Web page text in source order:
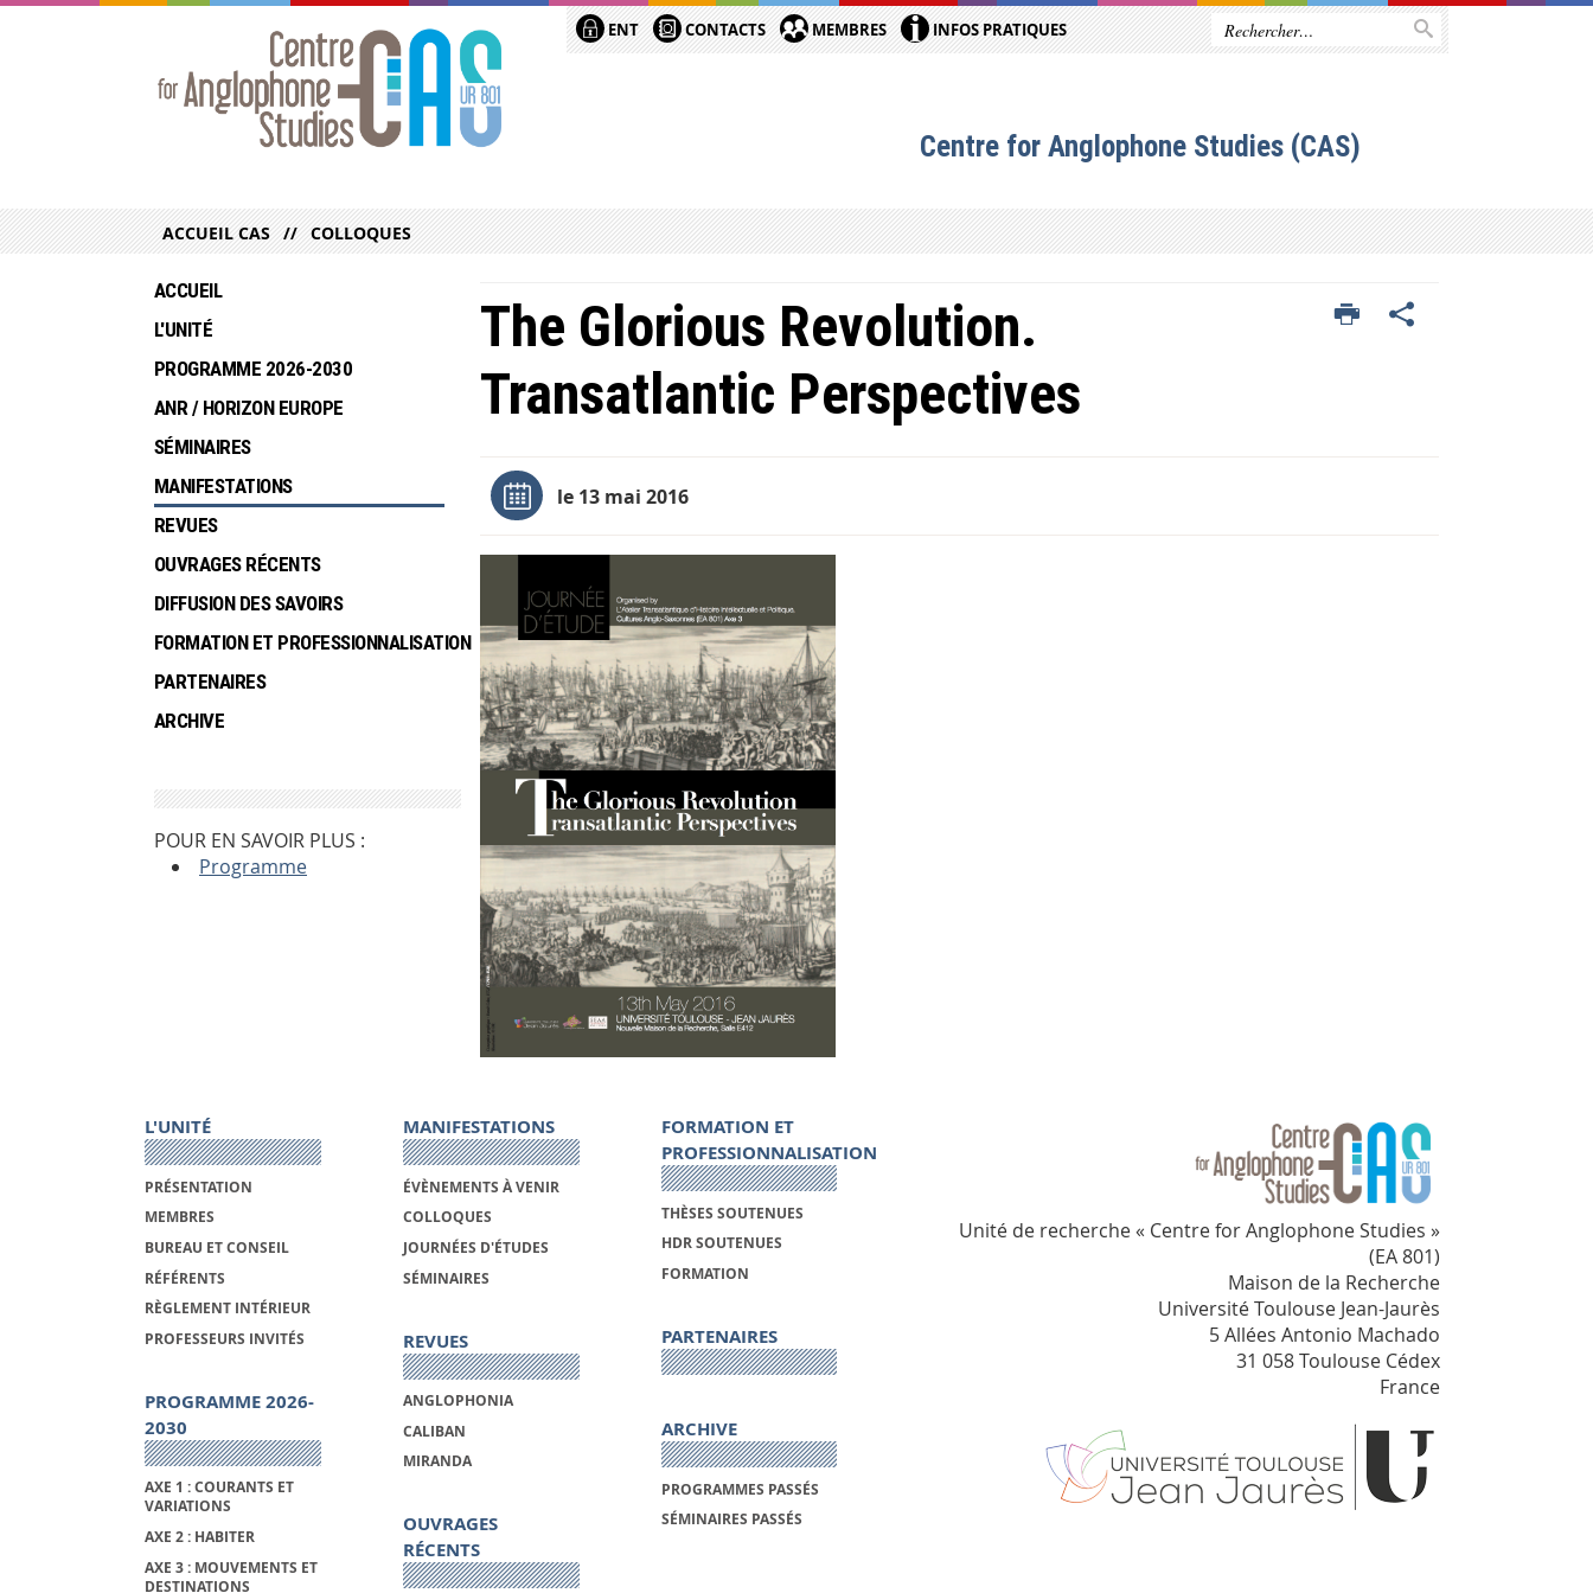
ENT CONTACTS MEMBRES INFOS PRATIQUES
Centre for Anglophone Studies (CAS)
ACCUEIL CAS COLLOQUES
The Glorious Revolution.
Transatlantic Perspectives
le 13 mai 2016
ACCUEIL
L'UNITÉ
PROGRAMME 2026-2030
ANR / HORIZON EUROPE
SÉMINAIRES
MANIFESTATIONS
REVUES
OUVRAGES RÉCENTS
DIFFUSION DES SAVOIRS
FORMATION ET PROFESSIONNALISATION
PARTENAIRES
ARCHIVE
POUR EN SAVOIR PLUS :
Programme
L'UNITÉ
PRÉSENTATION
MEMBRES
BUREAU ET CONSEIL
RÉFÉRENTS
RÈGLEMENT INTÉRIEUR
PROFESSEURS INVITÉS
PROGRAMME 2026-
2030
AXE 1 : COURANTS ET
VARIATIONS
AXE 2 : HABITER
AXE 3 : MOUVEMENTS ET
DESTINATIONS
MANIFESTATIONS
ÉVÈNEMENTS À VENIR
COLLOQUES
JOURNÉES D'ÉTUDES
SÉMINAIRES
REVUES
ANGLOPHONIA
CALIBAN
MIRANDA
OUVRAGES
RÉCENTS
FORMATION ET
PROFESSIONNALISATION
THÈSES SOUTENUES
HDR SOUTENUES
FORMATION
PARTENAIRES
ARCHIVE
PROGRAMMES PASSÉS
SÉMINAIRES PASSÉS
Unité de recherche « Centre for Anglophone Studies »
(EA 801)
Maison de la Recherche
Université Toulouse Jean-Jaurès
5 Allées Antonio Machado
31 058 Toulouse Cédex
France